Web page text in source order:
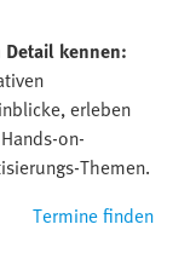
Detail kennen:
erleben
on-
Themen.
Termine finden